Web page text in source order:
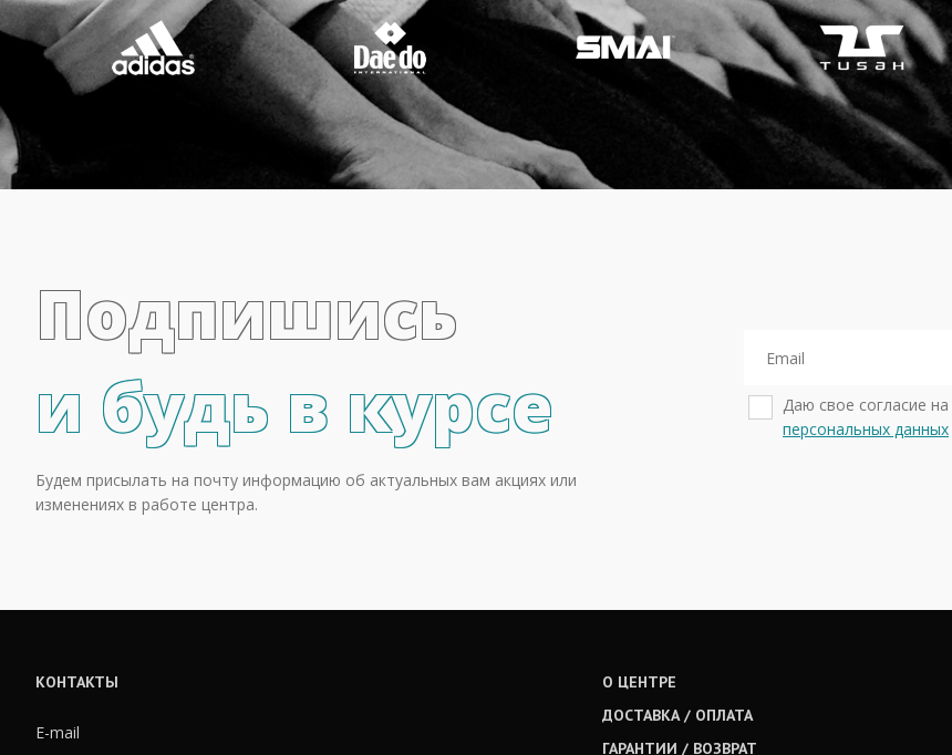
Подпишись
и будь в курсе
Будем присылать на почту информацию об актуальных вам акциях или
изменениях в работе центра.
Даю свое согласие на
персональных данных
КОНТАКТЫ
E-mail
О ЦЕНТРЕ
ДОСТАВКА / ОПЛАТА
ГАРАНТИИ / ВОЗВРАТ